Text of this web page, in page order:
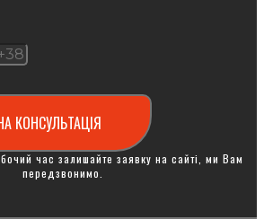
КОНСУЛЬТАЦІЯ
час залишайте заявку на сайті, ми Вам
передзвонимо.